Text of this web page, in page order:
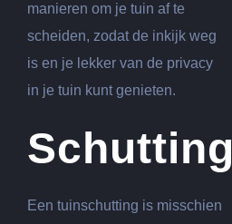
manieren om je tuin af te
scheiden, zodat de inkijk weg
is en je lekker van de privacy
in je tuin kunt genieten.
Schutting
Een tuinschutting is misschien